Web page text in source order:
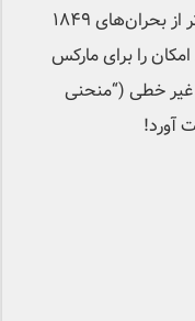
بحران سال ۱۸۵۷ برای مارکس آسان‌تر از بحران‌های ۱۸۴۹
این امکان را برای مارکس
غیر خطی (“منحنی
آورد!